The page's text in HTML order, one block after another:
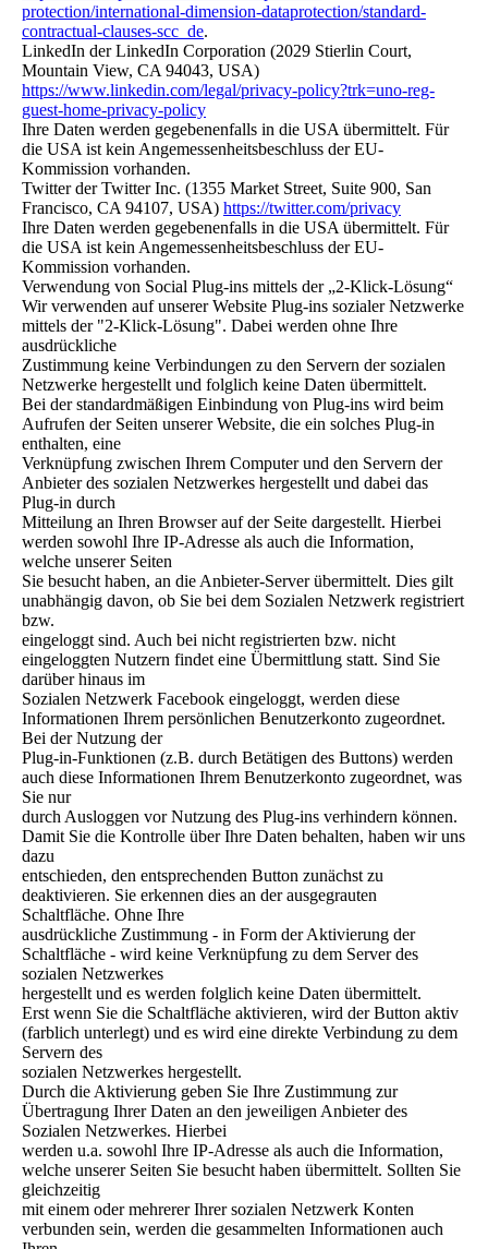
protection/international-dimension-dataprotection/standard-
contractual-clauses-scc_de.
LinkedIn der LinkedIn Corporation (2029 Stierlin Court,
Mountain View, CA 94043, USA)
https://www.linkedin.com/legal/privacy-policy?trk=uno-reg-
guest-home-privacy-policy
Ihre Daten werden gegebenenfalls in die USA übermittelt. Für
die USA ist kein Angemessenheitsbeschluss der EU-
Kommission vorhanden.
Twitter der Twitter Inc. (1355 Market Street, Suite 900, San
Francisco, CA 94107, USA) https://twitter.com/privacy
Ihre Daten werden gegebenenfalls in die USA übermittelt. Für
die USA ist kein Angemessenheitsbeschluss der EU-
Kommission vorhanden.
Verwendung von Social Plug-ins mittels der „2-Klick-Lösung“
Wir verwenden auf unserer Website Plug-ins sozialer Netzwerke
mittels der "2-Klick-Lösung". Dabei werden ohne Ihre
ausdrückliche
Zustimmung keine Verbindungen zu den Servern der sozialen
Netzwerke hergestellt und folglich keine Daten übermittelt.
Bei der standardmäßigen Einbindung von Plug-ins wird beim
Aufrufen der Seiten unserer Website, die ein solches Plug-in
enthalten, eine
Verknüpfung zwischen Ihrem Computer und den Servern der
Anbieter des sozialen Netzwerkes hergestellt und dabei das
Plug-in durch
Mitteilung an Ihren Browser auf der Seite dargestellt. Hierbei
werden sowohl Ihre IP-Adresse als auch die Information,
welche unserer Seiten
Sie besucht haben, an die Anbieter-Server übermittelt. Dies gilt
unabhängig davon, ob Sie bei dem Sozialen Netzwerk registriert
bzw.
eingeloggt sind. Auch bei nicht registrierten bzw. nicht
eingeloggten Nutzern findet eine Übermittlung statt. Sind Sie
darüber hinaus im
Sozialen Netzwerk Facebook eingeloggt, werden diese
Informationen Ihrem persönlichen Benutzerkonto zugeordnet.
Bei der Nutzung der
Plug-in-Funktionen (z.B. durch Betätigen des Buttons) werden
auch diese Informationen Ihrem Benutzerkonto zugeordnet, was
Sie nur
durch Ausloggen vor Nutzung des Plug-ins verhindern können.
Damit Sie die Kontrolle über Ihre Daten behalten, haben wir uns
dazu
entschieden, den entsprechenden Button zunächst zu
deaktivieren. Sie erkennen dies an der ausgegrauten
Schaltfläche. Ohne Ihre
ausdrückliche Zustimmung - in Form der Aktivierung der
Schaltfläche - wird keine Verknüpfung zu dem Server des
sozialen Netzwerkes
hergestellt und es werden folglich keine Daten übermittelt.
Erst wenn Sie die Schaltfläche aktivieren, wird der Button aktiv
(farblich unterlegt) und es wird eine direkte Verbindung zu dem
Servern des
sozialen Netzwerkes hergestellt.
Durch die Aktivierung geben Sie Ihre Zustimmung zur
Übertragung Ihrer Daten an den jeweiligen Anbieter des
Sozialen Netzwerkes. Hierbei
werden u.a. sowohl Ihre IP-Adresse als auch die Information,
welche unserer Seiten Sie besucht haben übermittelt. Sollten Sie
gleichzeitig
mit einem oder mehrerer Ihrer sozialen Netzwerk Konten
verbunden sein, werden die gesammelten Informationen auch